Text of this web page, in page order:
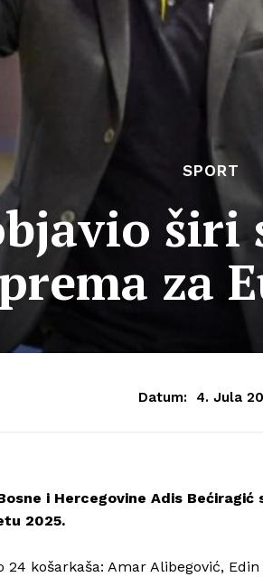
SPORT
širi
za
Datum: 4. Jula
i Hercegovine Adis Bećiragić
2025.
košarkaša: Amar Alibegović,